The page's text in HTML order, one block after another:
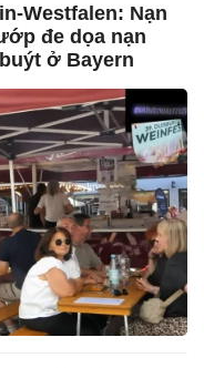
Westfalen: Nạn
đe dọa nạn
ở Bayern